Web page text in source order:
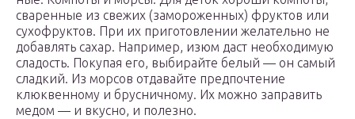
сваренные из свежих (замороженных) фруктов или
сухофруктов. При их приготовлении желательно не
добавлять сахар. Например, изюм даст необходимую
сладость. Покупая его, выбирайте белый — он самый
сладкий. Из морсов отдавайте предпочтение
клюквенному и брусничному. Их можно заправить
медом — и вкусно, и полезно.